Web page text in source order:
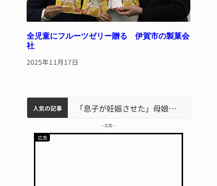
全児童にフルーツゼリー贈る 伊賀市の製菓会
社
2025年11月17日
人気の記事
名張市水道料金47％値上げへ 答申案、審議会で大筋まとまる
中学校の陶壁モニュメント 地元建設会社がボランティアで清掃 伊賀名張市立病院のDMAT、熊本地震の被災地へ 能登以来3回目の派遣 「息子が妊娠させた」母娘だまされ400万円詐欺被害 名張
– 広告 –